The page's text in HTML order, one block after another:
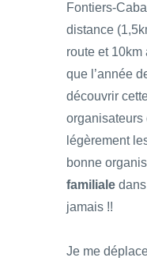
Fontiers-
distance
route et 10km
que l’année
découvrir
organisateurs
légèrement
bonne
familiale
jamais !!
Je me